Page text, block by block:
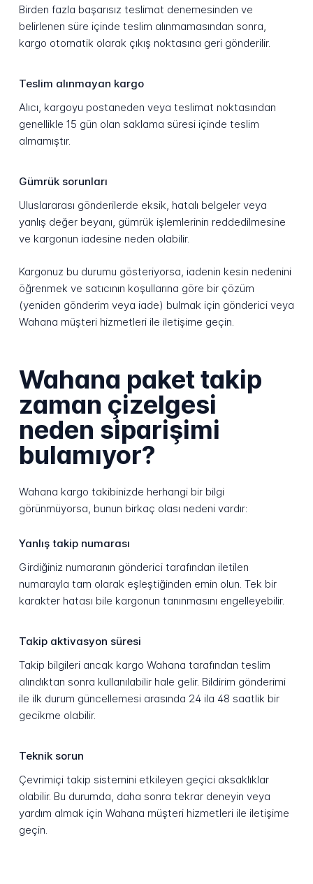
Birden fazla başarısız teslimat denemesinden ve
belirlenen süre içinde teslim alınmamasından sonra,
kargo otomatik olarak çıkış noktasına geri gönderilir.
Teslim alınmayan kargo
Alıcı, kargoyu postaneden veya teslimat noktasından
genellikle 15 gün olan saklama süresi içinde teslim
almamıştır.
Gümrük sorunları
Uluslararası gönderilerde eksik, hatalı belgeler veya
yanlış değer beyanı, gümrük işlemlerinin reddedilmesine
ve kargonun iadesine neden olabilir.
Kargonuz bu durumu gösteriyorsa, iadenin kesin nedenini
öğrenmek ve satıcının koşullarına göre bir çözüm
(yeniden gönderim veya iade) bulmak için gönderici veya
Wahana müşteri hizmetleri ile iletişime geçin.
Wahana paket takip
zaman çizelgesi
neden siparişimi
bulamıyor?
Wahana kargo takibinizde herhangi bir bilgi
görünmüyorsa, bunun birkaç olası nedeni vardır:
Yanlış takip numarası
Girdiğiniz numaranın gönderici tarafından iletilen
numarayla tam olarak eşleştiğinden emin olun. Tek bir
karakter hatası bile kargonun tanınmasını engelleyebilir.
Takip aktivasyon süresi
Takip bilgileri ancak kargo Wahana tarafından teslim
alındıktan sonra kullanılabilir hale gelir. Bildirim gönderimi
ile ilk durum güncellemesi arasında 24 ila 48 saatlik bir
gecikme olabilir.
Teknik sorun
Çevrimiçi takip sistemini etkileyen geçici aksaklıklar
olabilir. Bu durumda, daha sonra tekrar deneyin veya
yardım almak için Wahana müşteri hizmetleri ile iletişime
geçin.